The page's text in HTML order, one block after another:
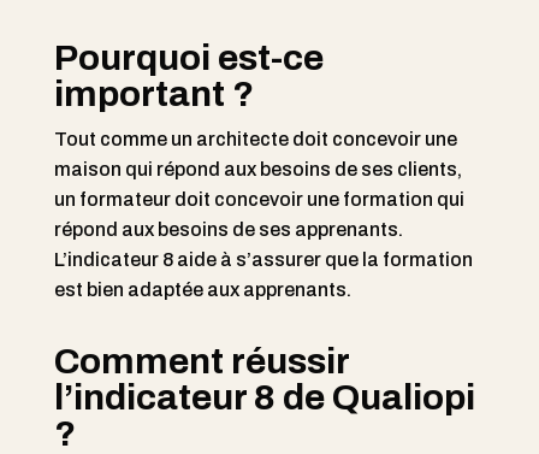
Pourquoi est-ce
important ?
Tout comme un architecte doit concevoir une
maison qui répond aux besoins de ses clients,
un formateur doit concevoir une formation qui
répond aux besoins de ses apprenants.
L’indicateur 8 aide à s’assurer que la formation
est bien adaptée aux apprenants.
Comment réussir
l’indicateur 8 de Qualiopi
?